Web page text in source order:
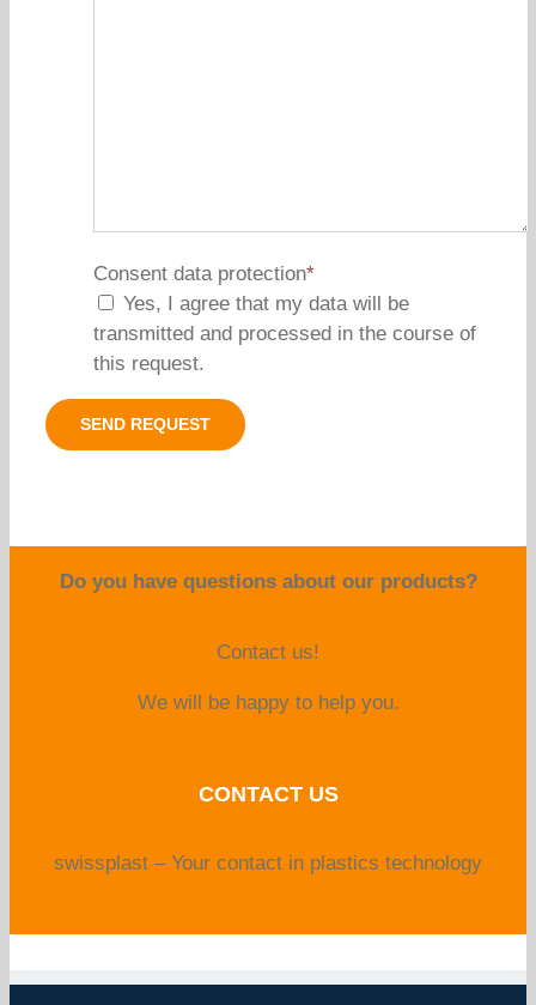
Consent data protection*
Yes, I agree that my data will be
transmitted and processed in the course of
this request.
Do you have questions about our products?
Contact us!
We will be happy to help you.
CONTACT US
swissplast – Your contact in plastics technology